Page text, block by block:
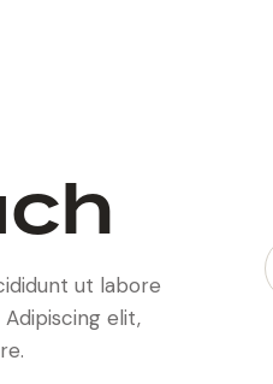
ut labore
elit,